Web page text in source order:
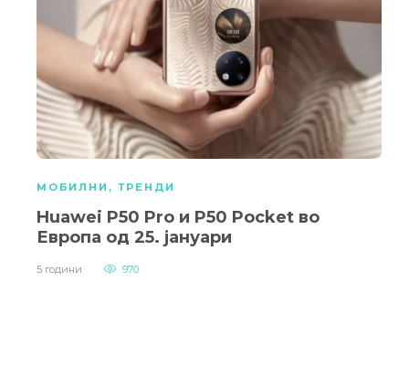
МОБИЛНИ , ТРЕНДИ
Huawei P50 Pro и P50 Pocket во
Европа од 25. јануари
5 години 970